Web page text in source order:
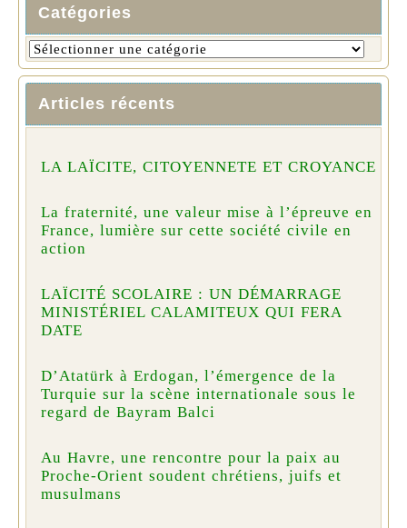
Catégories
Articles récents
LA LAÏCITE, CITOYENNETE ET CROYANCE
La fraternité, une valeur mise à l’épreuve en
France, lumière sur cette société civile en
action
LAÏCITÉ SCOLAIRE : UN DÉMARRAGE
MINISTÉRIEL CALAMITEUX QUI FERA
DATE
D’Atatürk à Erdogan, l’émergence de la
Turquie sur la scène internationale sous le
regard de Bayram Balci
Au Havre, une rencontre pour la paix au
Proche-Orient soudent chrétiens, juifs et
musulmans